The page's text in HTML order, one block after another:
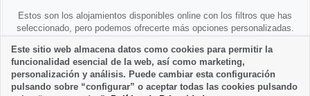
Estos son los alojamientos disponibles online con los filtros que has
seleccionado, pero podemos ofrecerte más opciones personalizadas.
💡 Te ayudamos personalmente
Contáctanos para ayudarte a encontrar alternativas o asesorarte:
Este sitio web almacena datos como cookies para permitir la
funcionalidad esencial de la web, así como marketing,
personalización y análisis. Puede cambiar esta configuración
pulsando sobre “configurar” o aceptar todas las cookies pulsando